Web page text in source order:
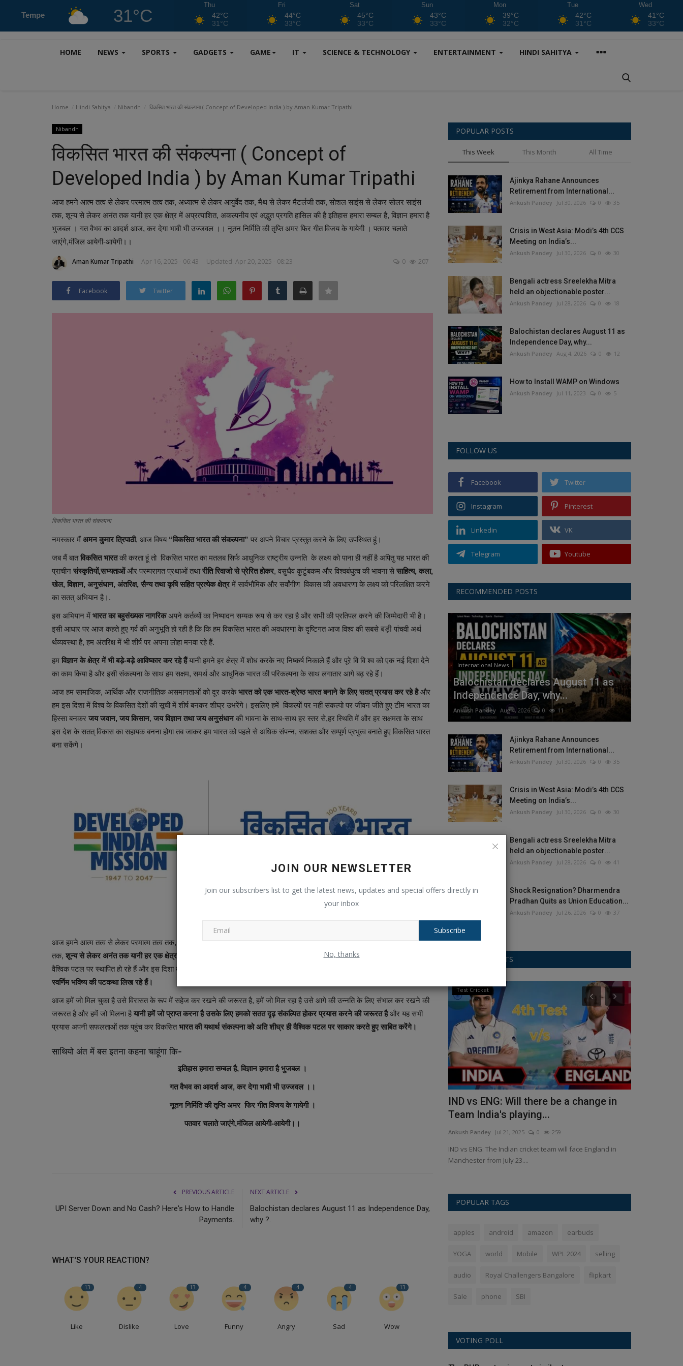
Tempe 31°C
Thu
42°C
31°C
Fri
44°C
33°C
Sat
45°C
33°C
Sun
43°C
33°C
Mon
39°C
32°C
Tue
42°C
31°C
Wed
41°C
33°C
HOME NEWS SPORTS GADGETS GAME IT SCIENCE & TECHNOLOGY ENTERTAINMENT HINDI SAHITYA
JOIN OUR NEWSLETTER
Join our subscribers list to get the latest news, updates and special offers directly in
your inbox
Subscribe
No, thanks
Home Hindi Sahitya Nibandh विकसित भारत की संकल्पना ( Concept of Developed India ) by Aman Kumar Tripathi
Nibandh
विकसित भारत की संकल्पना ( Concept of
Developed India ) by Aman Kumar Tripathi
आज हमने आत्म तत्व से लेकर परमात्म तत्व तक, अध्यात्म से लेकर आयुर्वेद तक, मैथ से लेकर मैटर्लजी तक, सोशल साइंस से लेकर सोलर साइंस
तक, शून्य से लेकर अनंत तक यानी हर एक क्षेत्र में अप्रत्याशित, अकल्पनीय एवं अद्भुत प्रगति हासिल की है इतिहास हमारा सम्बल है, विज्ञान हमारा है
भुजबल । गत वैभव का आदर्श आज, कर देगा भावी भी उज्जवल ।। नूतन निर्मिति की तृप्ति अमर फिर गीत विजय के गायेगी । पतवार चलाते
जाएंगे,मंजिल आयेगी-आयेगी।।
Aman Kumar Tripathi Apr 16, 2025 - 06:43 Updated: Apr 20, 2025 - 08:23 0 207
Facebook Twitter
विकसित भारत की संकल्पना
नमस्कार मैंअमन कुमार त्रिपाठी, आज विषय“विकसित भारत की संकल्पना” पर अपने विचार प्रस्तुत करने के लिए उपस्थित हूं।
जब मैं बातविकसित भारतकी करता हूं तो विकसित भारत का मतलब सिर्फ आधुनिक राष्ट्रीय उन्नति के लक्ष्य को पाना ही नहीं है अपितु यह भारत की
प्राचीन संस्कृतियों,सभ्यताओंऔर परम्परागत प्रथाओं तथारीति रिवाजो से प्रेरित होकर, वसुधैव कुटुंबकम और विश्वबंधुत्व की भावना से साहित्य, कला,
खेल, विज्ञान, अनुसंधान, अंतरिक्ष, सैन्य तथा कृषि सहित प्रत्येक क्षेत्रमें सार्वभौमिक और सर्वांगीण विकास की अवधारणा के लक्ष्य को परिलक्षित करने
का सतत् अभियान है।.
इस अभियान में भारत का बहुसंख्यक नागरिकअपने कर्तव्यों का निष्पादन सम्यक रूप से कर रहा है और सभी की प्रतिपल करने की जिम्मेदारी भी है।
इसी आधार पर आज कहते हुए गर्व की अनुभूति हो रही है कि कि हम विकसित भारत की अवधारणा के दृष्टिगत आज विश्व की सबसे बड़ी पांचवी अर्थ
र्थव्यवस्था है, हम अंतरिक्ष में भी शीर्ष पर अपना लोहा मनवा रहे हैं.
हम विज्ञान के क्षेत्र में भी बड़े-बड़े आविष्कार कर रहे हैंयानी हमने हर क्षेत्र में शोध करके नए निष्कर्ष निकाले हैं और पूरे वि वि श्व को एक नई दिशा देने
का काम किया है और इसी संकल्पना के साथ हम सक्षम, समर्थ और आधुनिक भारत की परिकल्पना के साथ लगातार आगे बढ़ रहे हैं।
आज हम सामाजिक, आर्थिक और राजनीतिक असमानताओं को दूर करकेभारत को एक भारत-श्रेष्ठ भारत बनाने के लिए सतत् प्रयास कर रहे हैऔर
हम इस दिशा में विश्व के विकसित देशों की सूची में शीर्ष बनकर शीघ्र उभरेंगे। इसलिए हमें विकल्पों पर नहीं संकल्पो पर जीवन जीते हुए टीम भारत का
हिस्सा बनकर जय जवान, जय किसान, जय विज्ञान तथा जय अनुसंधानकी भावना के साथ-साथ हर स्तर से,हर स्थिति में और हर सक्षमता के साथ
इस देश के सतत् विकास का सहायक बनना होगा तब जाकर हम भारत को पहले से अधिक संपन्न, सशक्त और सम्पूर्ण प्रभुत्व बनाते हुए विकसित भारत
बना सकेंगे।
आज हमने आत्म तत्व से लेकर परमात्म तत्व तक, अध्यात्म से लेकर आयुर्वेद तक, मैथ से लेकर मैटर्लजी तक,सोशल साइंससे लेकर सोलर साइंस
तक, शून्य से लेकर अनंत तक यानी हर एक क्षेत्र में अप्रत्याशित,
अकल्पनीय एवं अद्भुत प्रगति हासिल की है जिसके अनेकों प्रतिमान प्रतिपल
वैश्विक पटल पर स्थापित हो रहे हैं और इस दिशा में
स्वर्णिम भविष्य की पटकथा लिख रहे हैं।
आज हमें जो मिल चुका है उसे विरासत के रूप में सहेज कर रखने की जरूरत है, हमें जो मिल रहा है उसे आगे की उन्नति के लिए संभाल कर रखने की
जरूरत है और हमें जो मिलना हैयानी हमें जो प्राप्त करना है उसके लिए हमको सतत दृढ़ संकल्पित होकर प्रयास करने की जरूरत हैऔर यह सभी
प्रयास अपनी सफलताओं तक पहुंच कर विकसितभारत की यथार्थ संकल्पना को अति शीघ्र ही वैश्विक पटल पर साकार करते हुए साबित करेंगे।
साथियो अंत में बस इतना कहना चाहूंगा कि-
इतिहास हमारा सम्बल है, विज्ञान हमारा है भुजबल ।
गत वैभव का आदर्श आज, कर देगा भावी भी उज्जवल ।।
नूतन निर्मिति की तृप्ति अमर फिर गीत विजय के गायेगी ।
पतवार चलाते जाएंगे,मंजिल आयेगी-आयेगी।।
PREVIOUS ARTICLE
UPI Server Down and No Cash? Here's How to Handle
Payments.
NEXT ARTICLE
Balochistan declares August 11 as Independence Day,
why ?.
WHAT'S YOUR REACTION?
13
Like
4
Dislike
13
Love
4
Funny
4
Angry
4
Sad
13
Wow
POPULAR POSTS
This Week This Month All Time
Ajinkya Rahane Announces
Retirement from International...
Ankush Pandey Jul 30, 2026 0 35
Crisis in West Asia: Modi’s 4th CCS
Meeting on India’s...
Ankush Pandey Jul 30, 2026 0 30
Bengali actress Sreelekha Mitra
held an objectionable poster...
Ankush Pandey Jul 28, 2026 0 18
Balochistan declares August 11 as
Independence Day, why...
Ankush Pandey Aug 4, 2026 0 12
How to Install WAMP on Windows
Ankush Pandey Jul 11, 2023 0 5
FOLLOW US
Facebook Twitter
Instagram Pinterest
Linkedin VK
Telegram Youtube
RECOMMENDED POSTS
International News
Balochistan declares August 11 as
Independence Day, why...
Ankush Pandey Aug 4, 2026 0 11
Ajinkya Rahane Announces
Retirement from International...
Ankush Pandey Jul 30, 2026 0 35
Crisis in West Asia: Modi’s 4th CCS
Meeting on India’s...
Ankush Pandey Jul 30, 2026 0 30
Bengali actress Sreelekha Mitra
held an objectionable poster...
Ankush Pandey Jul 28, 2026 0 41
Shock Resignation? Dharmendra
Pradhan Quits as Union Education...
Ankush Pandey Jul 26, 2026 0 37
RANDOM POSTS
HTML (Hypertext Markup Language)
HTML Basic Examples
Trending
Happy Friendship Day 2025: Top Quotes
Test Cricket
IND vs ENG: Will there be a change in
Team India's playing...
Ankush Pandey Jul 21, 2025 0 259
IND vs ENG: The Indian cricket team will face England in
Manchester from July 23....
POPULAR TAGS
apples android amazon earbuds
YOGA world Mobile WPL 2024 selling
audio Royal Challengers Bangalore flipkart
Sale phone SBI
VOTING POLL